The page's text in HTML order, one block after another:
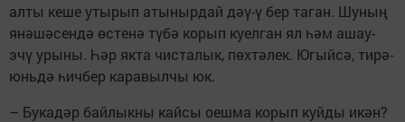
алты кеше утырып атынырдай дәү-ү бер таган. Шуның
янәшәсендә өстенә түбә корып куелган ял һәм ашау­-
эчү урыны. Һәр якта чисталык, пөхтәлек. Югыйсә, тирә-
юньдә һичбер каравылчы юк.
– Букадәр байлыкны кайсы оешма корып куйды икән?